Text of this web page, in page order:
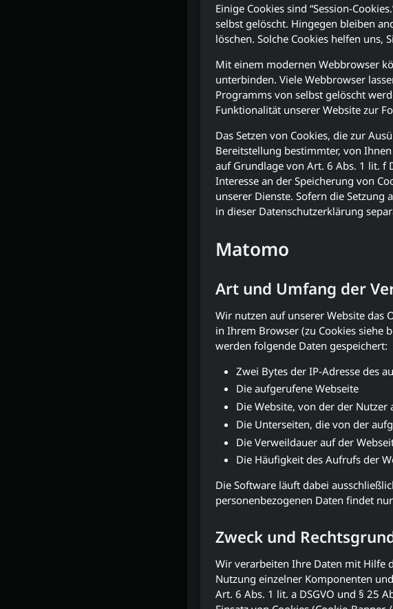
Einige Cookies sind “Session-
selbst gelöscht. Hingegen bleiben
löschen. Solche Cookies helfen uns,
Mit einem modernen Webbrowser
unterbinden. Viele Webbrowser
Programms von selbst gelöscht
Funktionalität unserer Website zur
Das Setzen von Cookies, die zur
Bereitstellung bestimmter, von
auf Grundlage von Art. 6 Abs. 1 lit. f
Interesse an der Speicherung von
unserer Dienste. Sofern die Setzung
in dieser Datenschutzerklärung
Matomo
Art und Umfang der
Wir nutzen auf unserer Website das
in Ihrem Browser (zu Cookies siehe
werden folgende Daten gespeichert:
Zwei Bytes der IP-Adresse des
Die aufgerufene Webseite
Die Website, von der der
Die Unterseiten, die von der
Die Verweildauer auf der
Die Häufigkeit des Aufrufs der
Die Software läuft dabei
personenbezogenen Daten findet
Zweck und
Wir verarbeiten Ihre Daten mit Hilfe
Nutzung einzelner Komponenten
Art. 6 Abs. 1 lit. a DSGVO und § 25